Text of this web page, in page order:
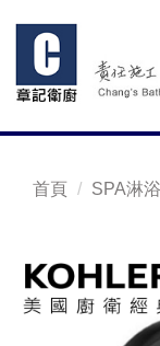
首頁 SPA淋